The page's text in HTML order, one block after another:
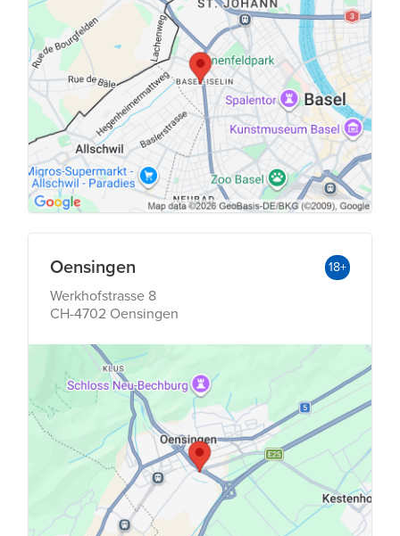
Oensingen 18+
Werkhofstrasse 8
CH-4702 Oensingen